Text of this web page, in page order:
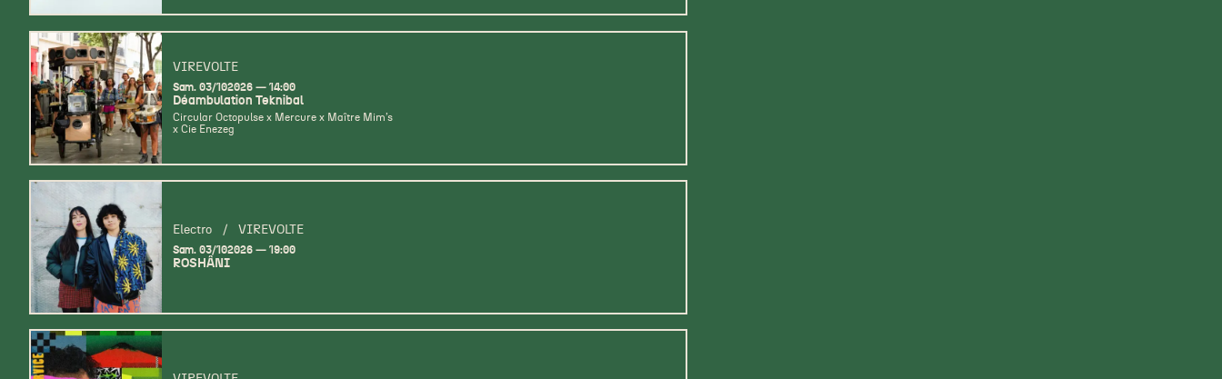
VIREVOLTE
samedi
Sam. 03/octobre
102026 14:00
Déambulation Teknibal
Circular Octopulse x Mercure x Maître Mim’s
x Cie Enezeg
Electro / VIREVOLTE
samedi
Sam. 03/octobre
102026 19:00
ROSHÂNI